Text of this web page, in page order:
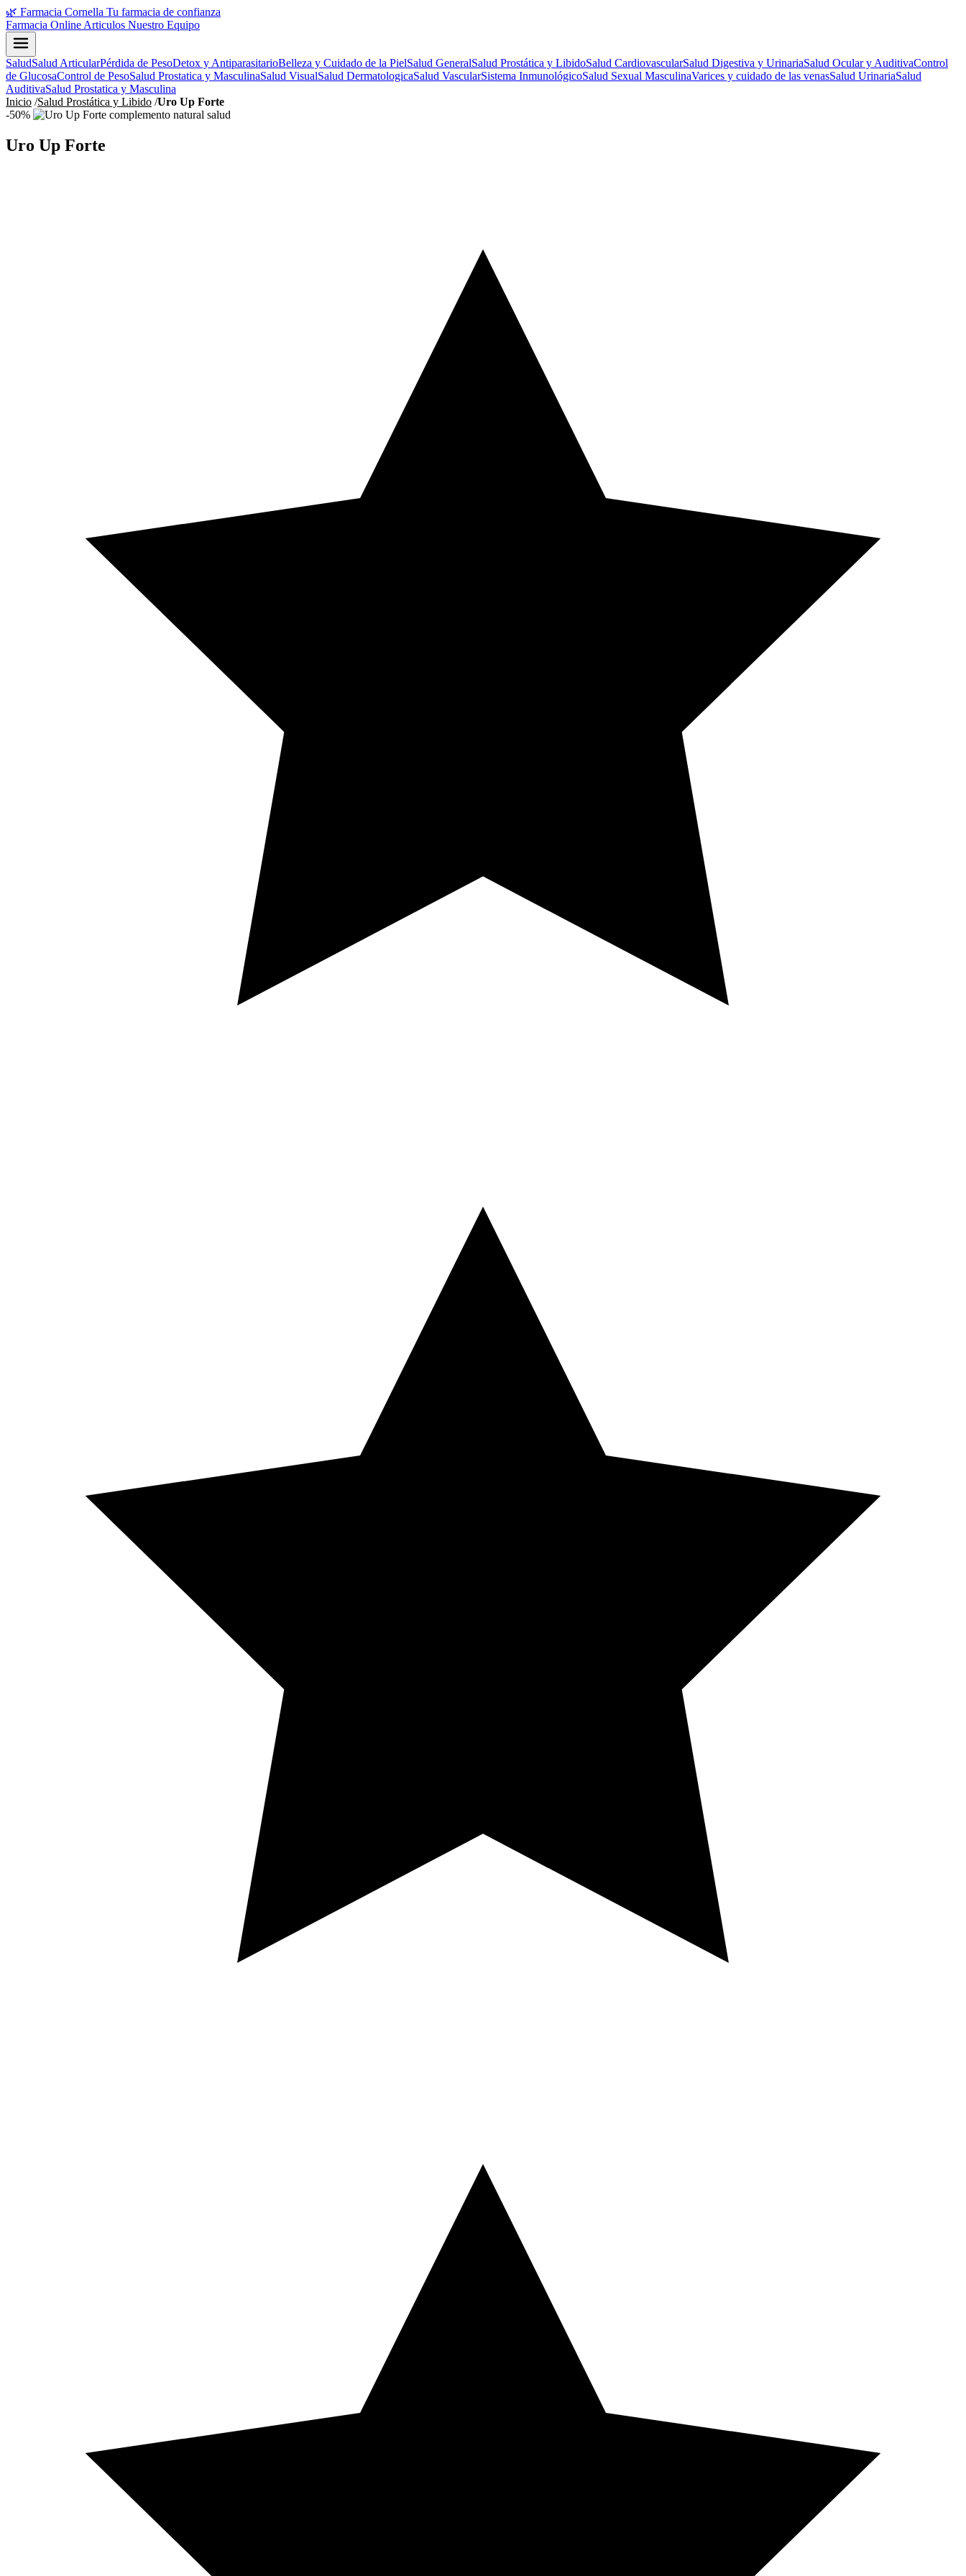
🌿 Farmacia Cornella Tu farmacia de confianza
Farmacia Online Articulos Nuestro Equipo
SaludSalud ArticularPérdida de PesoDetox y AntiparasitarioBelleza y Cuidado de la PielSalud GeneralSalud Prostática y LibidoSalud CardiovascularSalud Digestiva y UrinariaSalud Ocular y AuditivaControl
de GlucosaControl de PesoSalud Prostatica y MasculinaSalud VisualSalud DermatologicaSalud VascularSistema InmunológicoSalud Sexual MasculinaVarices y cuidado de las venasSalud UrinariaSalud
AuditivaSalud Prostatica y Masculina
Inicio /Salud Prostática y Libido /Uro Up Forte
-50%
Uro Up Forte